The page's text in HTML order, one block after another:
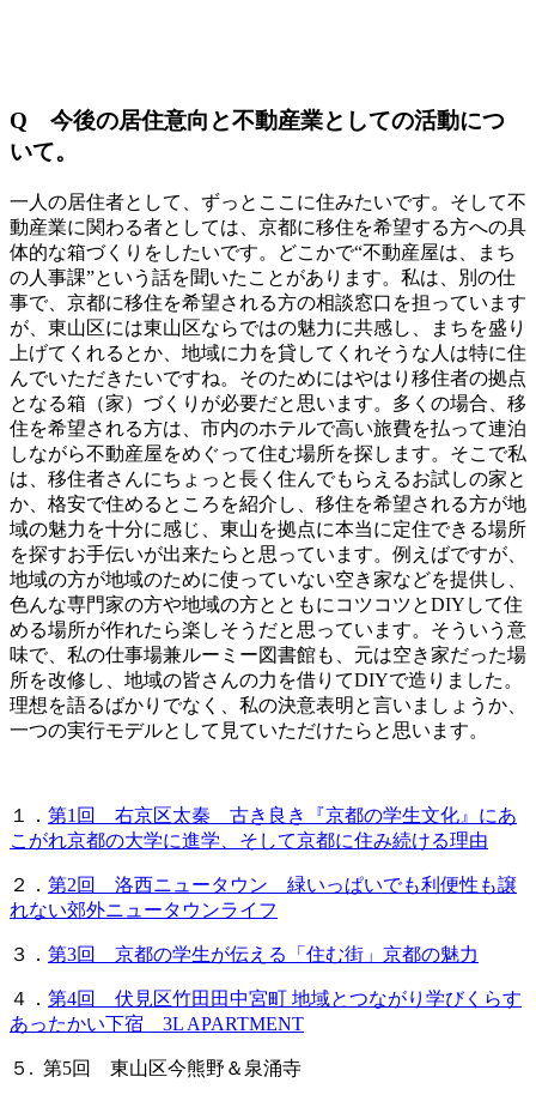
Q 今後の居住意向と不動産業としての活動につ
いて。
一人の居住者として、ずっとここに住みたいです。そして不
動産業に関わる者としては、京都に移住を希望する方への具
体的な箱づくりをしたいです。どこかで“不動産屋は、まち
の人事課”という話を聞いたことがあります。私は、別の仕
事で、京都に移住を希望される方の相談窓口を担っています
が、東山区には東山区ならではの魅力に共感し、まちを盛り
上げてくれるとか、地域に力を貸してくれそうな人は特に住
んでいただきたいですね。そのためにはやはり移住者の拠点
となる箱（家）づくりが必要だと思います。多くの場合、移
住を希望される方は、市内のホテルで高い旅費を払って連泊
しながら不動産屋をめぐって住む場所を探します。そこで私
は、移住者さんにちょっと長く住んでもらえるお試しの家と
か、格安で住めるところを紹介し、移住を希望される方が地
域の魅力を十分に感じ、東山を拠点に本当に定住できる場所
を探すお手伝いが出来たらと思っています。例えばですが、
地域の方が地域のために使っていない空き家などを提供し、
色んな専門家の方や地域の方とともにコツコツとDIYして住
める場所が作れたら楽しそうだと思っています。そういう意
味で、私の仕事場兼ルーミー図書館も、元は空き家だった場
所を改修し、地域の皆さんの力を借りてDIYで造りました。
理想を語るばかりでなく、私の決意表明と言いましょうか、
一つの実行モデルとして見ていただけたらと思います。
１． 第1回 右京区太秦 古き良き『京都の学生文化』にあ
こがれ京都の大学に進学、そして京都に住み続ける理由
２． 第2回 洛西ニュータウン 緑いっぱいでも利便性も譲
れない郊外ニュータウンライフ
３． 第3回 京都の学生が伝える「住む街」京都の魅力
４． 第4回 伏見区竹田田中宮町 地域とつながり学びくらす
あったかい下宿 3L APARTMENT
５. 第5回 東山区今熊野＆泉涌寺